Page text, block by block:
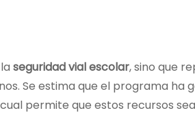
seguridad vial escolar, sino que
Se estima que el programa ha
permite que estos recursos